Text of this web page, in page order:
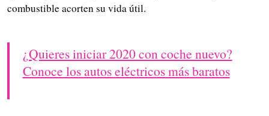
combustible acorten su vida útil.
¿Quieres iniciar 2020 con coche nuevo?
Conoce los autos eléctricos más baratos